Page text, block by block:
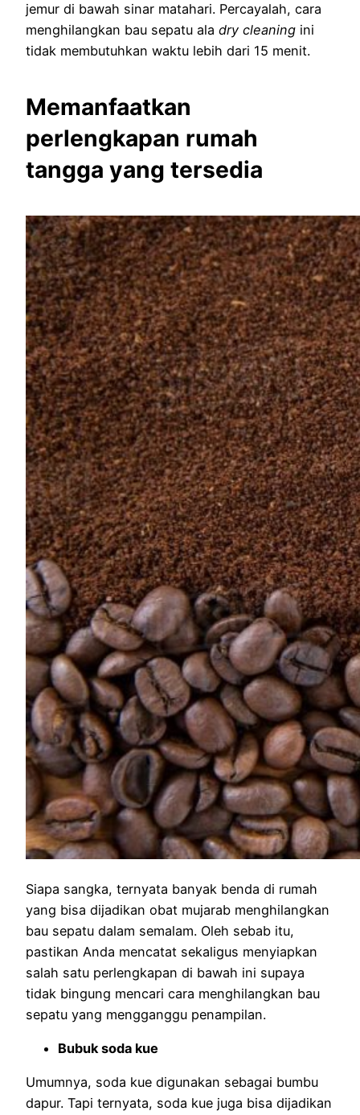
jemur di bawah sinar matahari. Percayalah, cara
menghilangkan bau sepatu ala dry cleaning ini
tidak membutuhkan waktu lebih dari 15 menit.
Memanfaatkan
perlengkapan rumah
tangga yang tersedia
Siapa sangka, ternyata banyak benda di rumah
yang bisa dijadikan obat mujarab menghilangkan
bau sepatu dalam semalam. Oleh sebab itu,
pastikan Anda mencatat sekaligus menyiapkan
salah satu perlengkapan di bawah ini supaya
tidak bingung mencari cara menghilangkan bau
sepatu yang mengganggu penampilan.
Bubuk soda kue
Umumnya, soda kue digunakan sebagai bumbu
dapur. Tapi ternyata, soda kue juga bisa dijadikan